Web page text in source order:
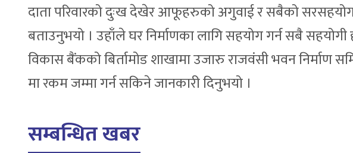
दाता परिवारको दुःख देखेर आफूहरुको अगुवाई र सबैको
बताउनुभयो । उहाँले घर निर्माणका लागि सहयोग गर्न सबै
विकास बैंकको बिर्तामोड शाखामा उजारु राजवंसी भवन निर्माण
मा रकम जम्मा गर्न सकिने जानकारी दिनुभयो ।
सम्बन्धित खबर